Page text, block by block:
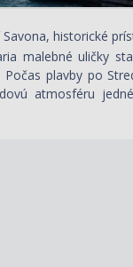
historické
malebné uličky
plavby po
atmosféru